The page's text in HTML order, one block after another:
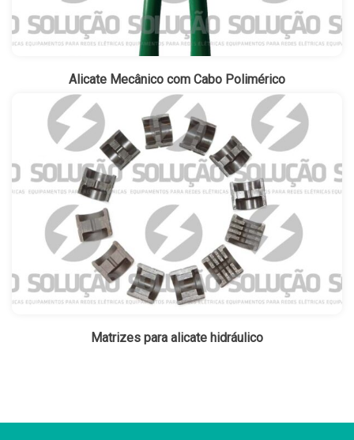
Alicate Mecânico com Cabo Polimérico
Matrizes para alicate hidráulico